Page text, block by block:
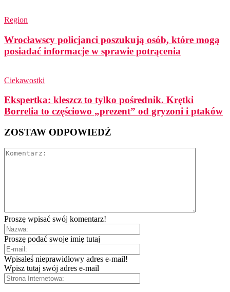
Region
Wrocławscy policjanci poszukują osób, które mogą
posiadać informacje w sprawie potrącenia
Ciekawostki
Ekspertka: kleszcz to tylko pośrednik. Krętki
Borrelia to częściowo „prezent” od gryzoni i ptaków
ZOSTAW ODPOWIEDŹ
Proszę wpisać swój komentarz!
Proszę podać swoje imię tutaj
Wpisałeś nieprawidłowy adres e-mail!
Wpisz tutaj swój adres e-mail